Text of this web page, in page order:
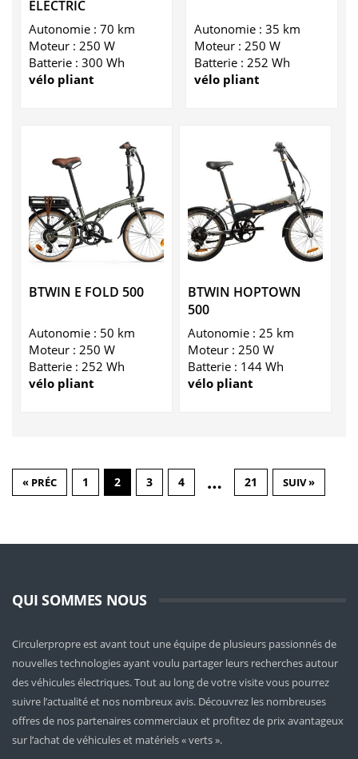
ELECTRIC
Autonomie : 70 km
Moteur : 250 W
Batterie : 300 Wh
vélo pliant
Autonomie : 35 km
Moteur : 250 W
Batterie : 252 Wh
vélo pliant
BTWIN E FOLD 500
Autonomie : 50 km
Moteur : 250 W
Batterie : 252 Wh
vélo pliant
BTWIN HOPTOWN
500
Autonomie : 25 km
Moteur : 250 W
Batterie : 144 Wh
vélo pliant
« PRÉC 1 2 3 4 … 21 SUIV »
QUI SOMMES NOUS
Circulerpropre est avant tout une équipe de plusieurs passionnés de
nouvelles technologies ayant voulu partager leurs recherches autour
des véhicules électriques. Tout au long de votre visite vous pourrez
suivre l’actualité et nos nombreux avis. Découvrez les nombreuses
offres de nos partenaires commerciaux et profitez de prix avantageux
sur l’achat de véhicules et matériels « verts ».